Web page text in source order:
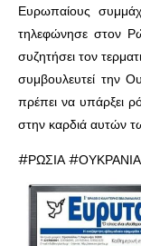
Ευρωπαίους
τηλεφώνησε στον
συζητήσει τον
συμβουλευτεί την
πρέπει να υπάρξει
στην καρδιά αυτών
#ΡΩΣΙΑ